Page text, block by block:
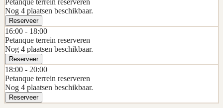
Petanque terrein reserveren
Nog 4 plaatsen beschikbaar.
Reserveer
16:00 - 18:00
Petanque terrein reserveren
Nog 4 plaatsen beschikbaar.
Reserveer
18:00 - 20:00
Petanque terrein reserveren
Nog 4 plaatsen beschikbaar.
Reserveer